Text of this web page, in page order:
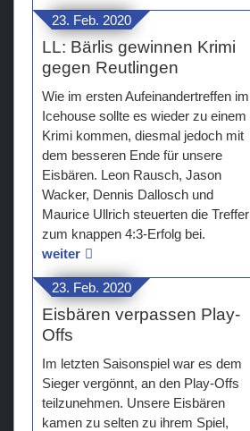
23. Feb. 2020
LL: Bärlis gewinnen Krimi
gegen Reutlingen
Wie im ersten Aufeinandertreffen im
Icehouse sollte es wieder zu einem
Krimi kommen, diesmal jedoch mit
dem besseren Ende für unsere
Eisbären. Leon Rausch, Jason
Wacker, Dennis Dallosch und
Maurice Ullrich steuerten die Treffer
zum knappen 4:3-Erfolg bei.
weiter
23. Feb. 2020
Eisbären verpassen Play-
Offs
Im letzten Saisonspiel war es dem
Sieger vergönnt, an den Play-Offs
teilzunehmen. Unsere Eisbären
kamen zu selten zu ihrem Spiel,